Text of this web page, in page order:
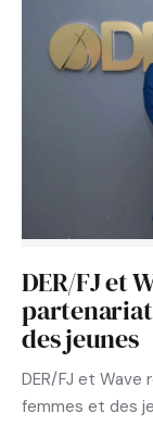
DER/FJ et
partenariat
des jeunes
DER/FJ et
femmes et des